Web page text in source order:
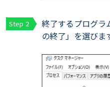
終了するプログラ
の終了」を選びま